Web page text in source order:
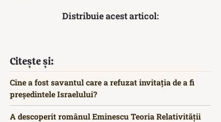
Distribuie acest articol:
Citește și:
Cine a fost savantul care a refuzat invitația de a fi
președintele Israelului?
A descoperit românul Eminescu Teoria Relativității